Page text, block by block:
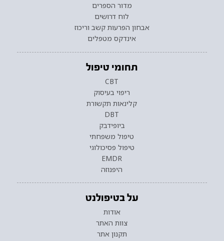
מדור הספרים
לוח דרושים
אבחון הפרעות קשב וריכוז
אינדקס מטפלים
תחומי טיפול
CBT
ריפוי בעיסוק
קלינאות תקשורת
DBT
ביופידבק
טיפול משפחתי
טיפול פסיכולוגי
EMDR
היפנוזה
על בטיפולנט
אודות
צוות האתר
תקנון אתר